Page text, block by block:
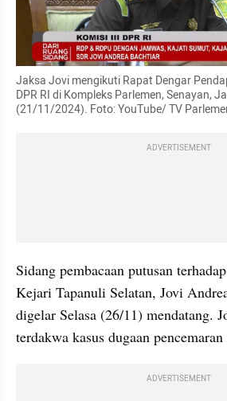
Jaksa Jovi mengikuti Rapat Dengar
DPR RI di Kompleks Parlemen, Senayan,
(21/11/2024). Foto: YouTube/ TV
ADVERTISEMENT
Sidang pembacaan putusan
Kejari Tapanuli Selatan, Jovi
digelar Selasa (26/11) mendatang.
terdakwa kasus dugaan
ADVERTISEMENT